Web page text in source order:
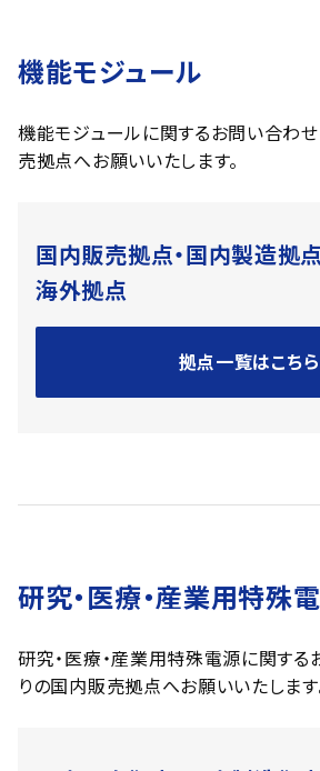
機能モジュール
機能モジュールに関するお問い合わ
売拠点へお願いいたします。
国内販売拠点・国内製造拠点
海外拠点
拠点一覧はこちら
研究・医療・産業用特殊
研究・医療・産業用特殊電源に関す
りの国内販売拠点へお願いいたします